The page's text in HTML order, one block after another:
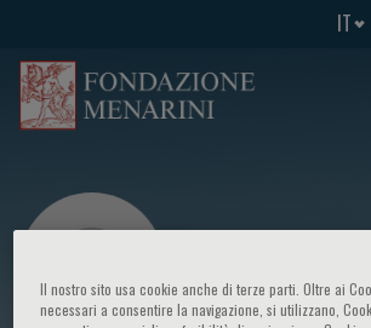
IT
Il nostro sito usa cookie anche di terze parti. Oltre ai
necessari a consentire la navigazione, si utilizzano,